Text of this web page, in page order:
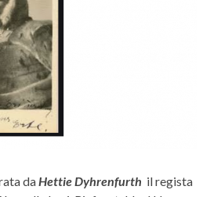
daHettie Dyhrenfurth il regista